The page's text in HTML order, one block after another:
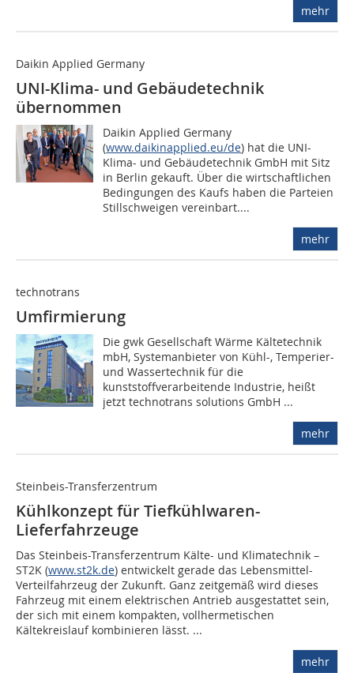
mehr
Daikin Applied Germany
UNI-Klima- und Gebäudetechnik
übernommen
Daikin Applied Germany
(www.daikinapplied.eu/de) hat die UNI-
Klima- und Gebäudetechnik GmbH mit Sitz
in Berlin gekauft. Über die wirtschaftlichen
Bedingungen des Kaufs haben die Parteien
Stillschweigen vereinbart....
mehr
technotrans
Umfirmierung
Die gwk Gesellschaft Wärme Kältetechnik
mbH, Systemanbieter von Kühl-, Temperier-
und Wassertechnik für die
kunststoffverarbeitende Industrie, heißt
jetzt technotrans solutions GmbH ...
mehr
Steinbeis-Transferzentrum
Kühlkonzept für Tiefkühlwaren-
Lieferfahrzeuge
Das Steinbeis-Transferzentrum Kälte- und Klimatechnik –
ST2K (www.st2k.de) entwickelt gerade das Lebensmittel-
Verteilfahrzeug der Zukunft. Ganz zeitgemäß wird dieses
Fahrzeug mit einem elektrischen Antrieb ausgestattet sein,
der sich mit einem kompakten, vollhermetischen
Kältekreislauf kombinieren lässt. ...
mehr